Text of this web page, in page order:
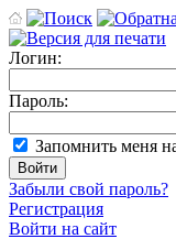
Логин:
Пароль:
Запомнить меня
Забыли свой пароль?
Регистрация
Войти на сайт